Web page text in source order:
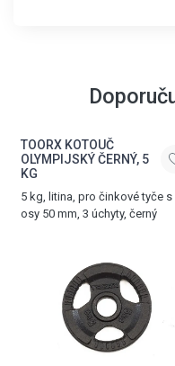
TOORX KOTOUČ
OLYMPIJSKÝ ČERNÝ, 5
KG
5 kg, litina, pro činkové tyče s
osy 50 mm, 3 úchyty, černý